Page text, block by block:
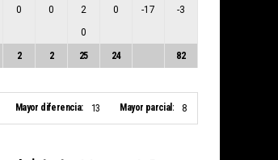
0 0 2 0 -17
-3
0
2 2 25 24 82
Mayor diferencia: 13 Mayor parcial: 8